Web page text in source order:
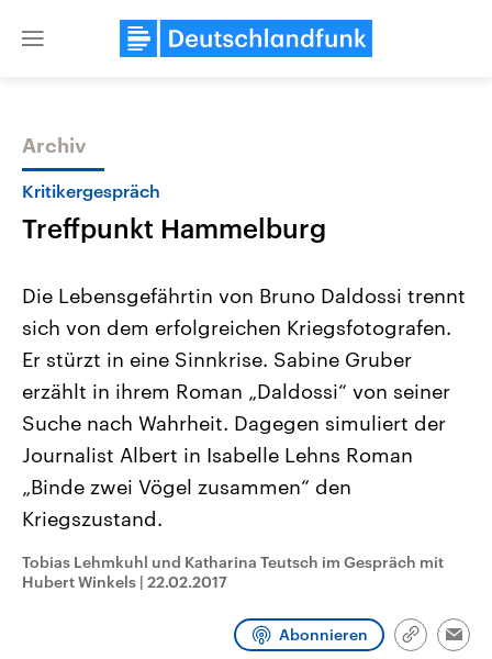
Close
Themen
Landtagswahl Sachsen-Anhalt
2026
Alle Informationen
Sachsen-Anhalt wählt am 6.
September 2026 einen neuen
Bundesland von einer Koalition aus
Umfragen, Prognosen,
und Hintergründe zu den Parteien
und Kandidaten der anstehenden
Wahl.
USA
Aktuelle Beiträge,
Hintergründe
Wirtschaftlich und
gehören die Vereinigten
mit großem Einfluss auf
Sendungen Programm Podcasts
Archiv
Kritikergespräch
Treffpunkt Hammelburg
Die Lebensgefährtin von Bruno Daldossi trennt
sich von dem erfolgreichen Kriegsfotografen.
Er stürzt in eine Sinnkrise. Sabine Gruber
erzählt in ihrem Roman „Daldossi“ von seiner
Suche nach Wahrheit. Dagegen simuliert der
Journalist Albert in Isabelle Lehns Roman
„Binde zwei Vögel zusammen“ den
Kriegszustand.
Tobias Lehmkuhl und Katharina Teutsch im Gespräch mit
Hubert Winkels | 22.02.2017
Abonnieren
Link